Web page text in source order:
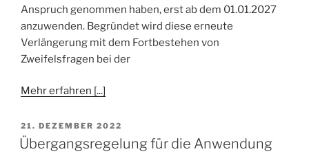
Anspruch genommen haben, erst ab dem 01.01.2027
anzuwenden. Begründet wird diese erneute
Verlängerung mit dem Fortbestehen von
Zweifelsfragen bei der
Mehr erfahren [...]
VERÖFFENTLICHT
AM
21. DEZEMBER 2022
Übergangsregelung für die Anwendung